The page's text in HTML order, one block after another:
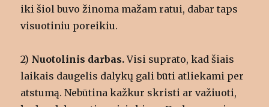
iki šiol buvo žinoma mažam ratui, dabar taps
visuotiniu poreikiu.
2) Nuotolinis darbas.Visi suprato, kad šiais
laikais daugelis dalykų gali būti atliekami per
atstumą. Nebūtina kažkur skristi ar važiuoti,